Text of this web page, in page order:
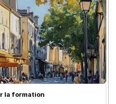
la formation